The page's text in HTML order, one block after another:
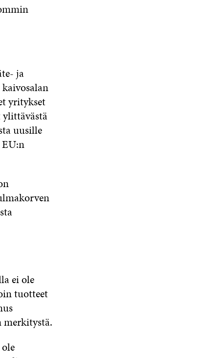
ja
yritykset
uusille
ei ole
tuotteet
merkitystä.